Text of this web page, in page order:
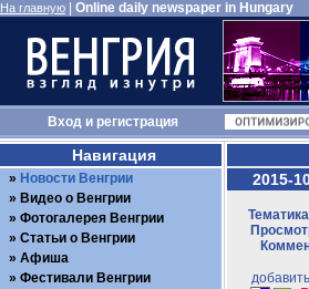
На главную Online daily newspaper in Hungary
Входи регистрация
2015-
Навигация
Новости Венгрии
Видео о Венгрии
Фотогалерея Венгрии
Статьи о Венгрии
Афиша
Фестивали Венгрии